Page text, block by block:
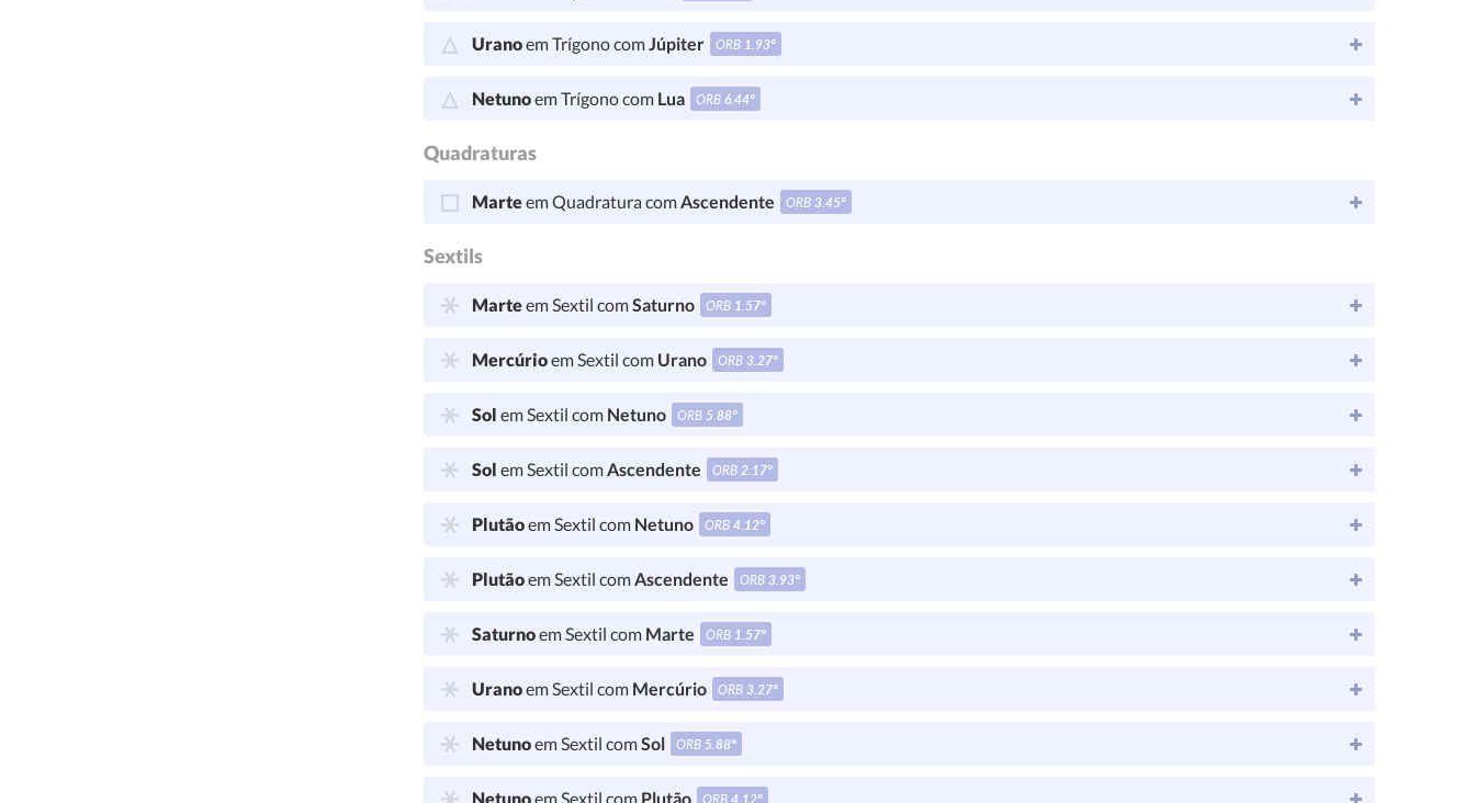
Uranoem Trígono comJúpiter ORB 1.93°
Netunoem Trígono com Lua ORB6.44°
Quadraturas
Marteem Quadratura comAscendente ORB3.45°
Sextils
Marteem Sextil comSaturno ORB 1.57°
Mercúrioem Sextil com Urano ORB3.27°
Sol em Sextil com Netuno ORB 5.88°
Sol em Sextil comAscendente ORB2.17°
Plutãoem Sextil com Netuno ORB4.12°
Plutãoem Sextil comAscendente ORB3.93°
Saturnoem Sextil com Marte ORB 1.57°
Uranoem Sextil com Mercúrio ORB3.27°
Netunoem Sextil comSol ORB 5.88°
Netunoem Sextil com Plutão ORB4.12°